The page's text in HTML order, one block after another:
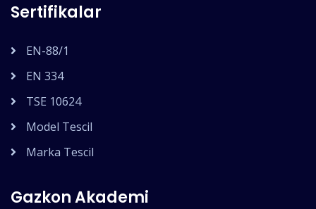
Sertifikalar
EN-88/1
EN 334
TSE 10624
Model Tescil
Marka Tescil
Gazkon Akademi